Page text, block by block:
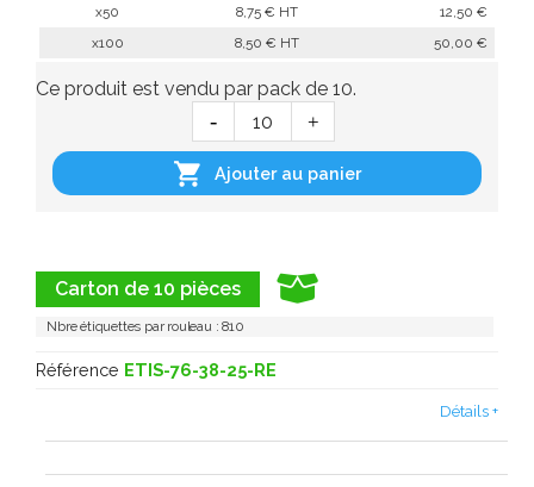
Carton de 10 pièces
Nbre étiquettes par rouleau : 810
Référence ETIS-76-38-25-RE
Détails +
x50 8,75 € HT
12,50 €
x100
8,50 € HT 50,00 €
Ce produit est vendu par pack de 10.
 Ajouter au panier